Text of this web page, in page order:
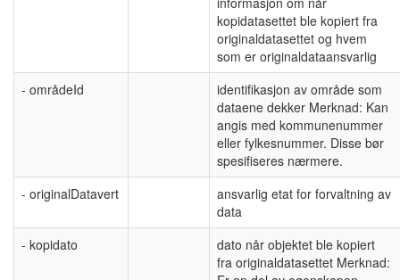
kopidatasettet ble kopiert fra
originaldatasettet og hvem
som er originaldataansvarlig
- områdeId
identifikasjon av område som
dataene dekker Merknad: Kan
angis med kommunenummer
eller fylkesnummer. Disse bør
spesifiseres nærmere.
- originalDatavert
ansvarlig etat for forvaltning av
data
- kopidato
dato når objektet ble kopiert
fra originaldatasettet Merknad: